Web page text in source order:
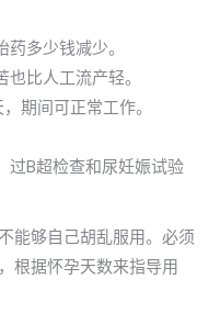
多少钱减少。
比人工流产轻。
期间可正常工作。
过B超检查和尿妊娠试验
能够自己胡乱服用。必须
根据怀孕天数来指导用